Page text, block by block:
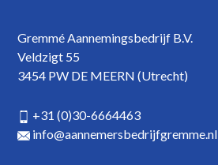
Gremmé Aannemingsbedrijf B.V.
Veldzigt 55
3454 PW DE MEERN (Utrecht)
+31 (0)30-6664463
info@aannemersbedrijfgremme.nl